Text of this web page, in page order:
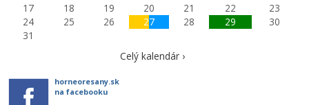
17
18 19 20 21 22
23
24
25 26 27 28 29
30
31
Celý kalendár ›
horneoresany.sk
na facebooku